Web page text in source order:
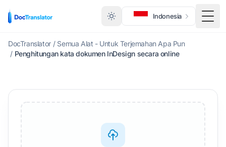
Indonesia
DocTranslator / Semua Alat - Untuk Terjemahan Apa Pun
/ Penghitungan kata dokumen InDesign secara online